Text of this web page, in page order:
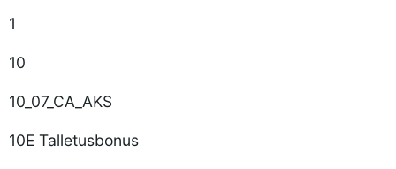
1
10
10_07_CA_AKS
10E Talletusbonus